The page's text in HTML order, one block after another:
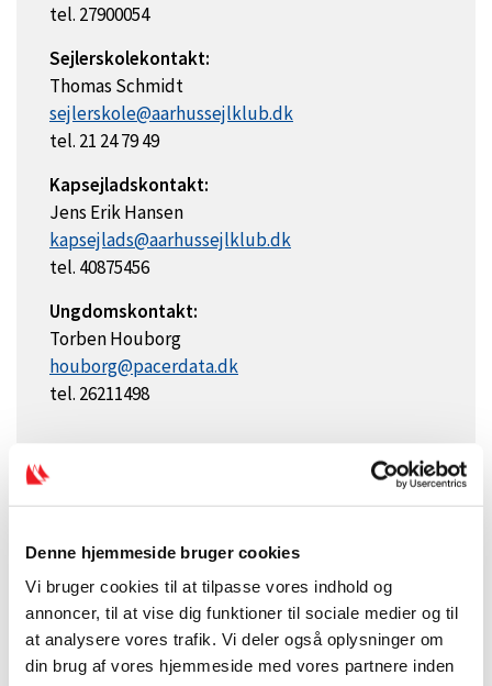
Denne hjemmeside bruger cookies
Vi bruger cookies til at tilpasse vores indhold og
annoncer, til at vise dig funktioner til sociale medier og til
at analysere vores trafik. Vi deler også oplysninger om
din brug af vores hjemmeside med vores partnere inden
tel. 27900054
Sejlerskolekontakt:
Thomas Schmidt
sejlerskole@aarhussejlklub.dk
tel. 21 24 79 49
Kapsejladskontakt:
Jens Erik Hansen
kapsejlads@aarhussejlklub.dk
tel. 40875456
Ungdomskontakt:
Torben Houborg
houborg@pacerdata.dk
tel. 26211498